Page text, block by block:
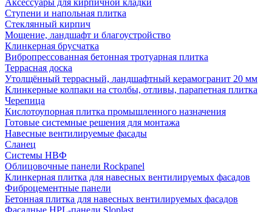
Аксессуары для кирпичной кладки
Ступени и напольная плитка
Cтеклянный кирпич
Мощение, ландшафт и благоустройство
Клинкерная брусчатка
Вибропрессованная бетонная тротуарная плитка
Террасная доска
Утолщённый террасный, ландшафтный керамогранит 20 мм
Клинкерные колпаки на столбы, отливы, парапетная плитка
Черепица
Кислотоупорная плитка промышленного назначения
Готовые системные решения для монтажа
Навесные вентилируемые фасады
Сланец
Системы НВФ
Облицовочные панели Rockpanel
Клинкерная плитка для навесных вентилируемых фасадов
Фиброцементные панели
Бетонная плитка для навесных вентилируемых фасадов
Фасадные HPL-панели Sloplast